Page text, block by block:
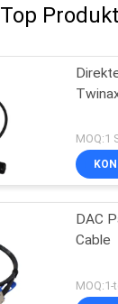
Top
MOQ:1
DAC
Cable
MOQ:1-